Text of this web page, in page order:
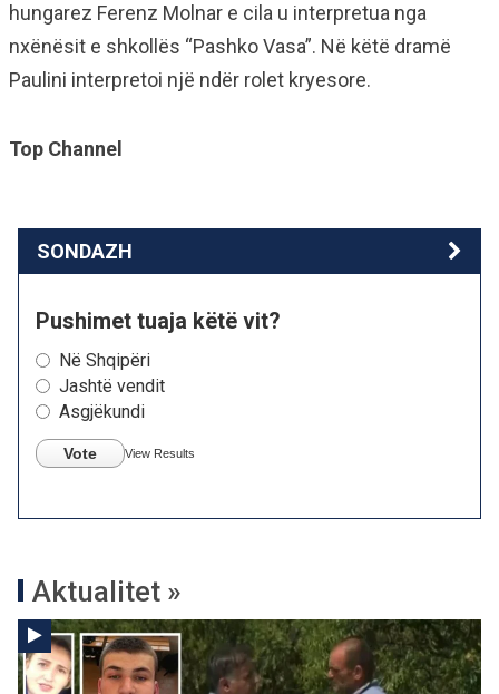
hungarez Ferenz Molnar e cila u interpretua nga
nxënësit e shkollës “Pashko Vasa”. Në këtë dramë
Paulini interpretoi një ndër rolet kryesore.
Top Channel
SONDAZH
Pushimet tuaja këtë vit?
Në Shqipëri
Jashtë vendit
Asgjëkundi
Vote View Results
Aktualitet »